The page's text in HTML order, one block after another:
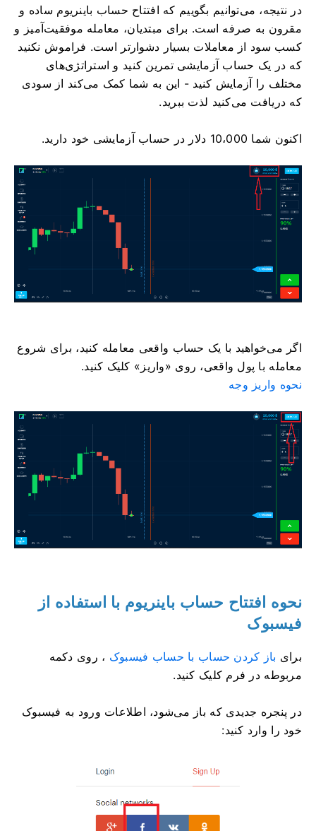
در نتیجه، می‌توانیم بگوییم که افتتاح حساب باینریوم ساده و
مقرون به صرفه است. برای مبتدیان، معامله موفقیت‌آمیز و
کسب سود از معاملات بسیار دشوارتر است. فراموش نکنید
که در یک حساب آزمایشی تمرین کنید و استراتژی‌های
مختلف را آزمایش کنید - این به شما کمک می‌کند از سودی
که دریافت می‌کنید لذت ببرید.
اکنون شما 10،000 دلار در حساب آزمایشی خود دارید.
اگر می‌خواهید با یک حساب واقعی معامله کنید، برای شروع
معامله با پول واقعی، روی «واریز» کلیک کنید.
نحوه واریز وجه
نحوه افتتاح حساب باینریوم با استفاده از
فیسبوک
برای باز کردن حساب با حساب فیسبوک ، روی دکمه
مربوطه در فرم کلیک کنید.
در پنجره جدیدی که باز می‌شود، اطلاعات ورود به فیسبوک
خود را وارد کنید: